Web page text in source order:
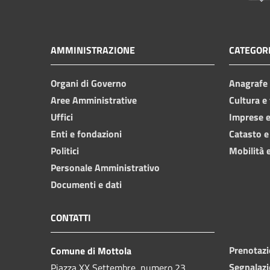
AMMINISTRAZIONE
Organi di Governo
Aree Amministrative
Uffici
Enti e fondazioni
Politici
Personale Amministrativo
Documenti e dati
Cultura
Imprese
Catasto
Mobilità
CONTATTI
Comune di Mottola